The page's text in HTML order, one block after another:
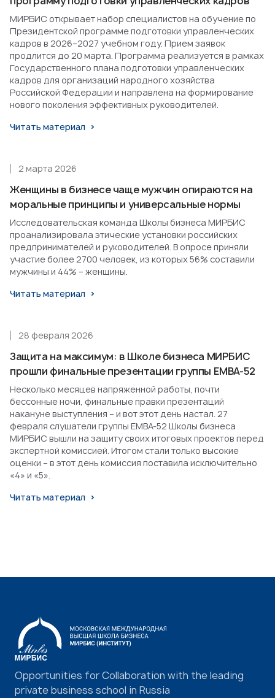
МИРБИС открывает набор специалистов на обучение по
Президентской программе подготовки управленческих
кадров в 2026–2027 учебном году. Прием заявок
продлится до 20 марта. Программа реализуется в рамках
Государственного плана подготовки управленческих
кадров для организаций народного хозяйства
Российской Федерации и направлена на формирование
нового поколения эффективных руководителей.
Читать материал
Женщины в бизнесе чаще мужчин опираются на
моральные принципы и универсальные нормы
2 марта 2026
Исследовательская команда Школы бизнеса МИРБИС
проанализировала этические установки российских
предпринимателей и руководителей. В опросе приняли
участие более 2700 человек, из которых 56% составили
мужчины и 44% – женщины.
Читать материал
Защита на максимум: в Школе бизнеса МИРБИС
прошли финальные презентации группы EMBA-52
28 февраля 2026
Несколько месяцев напряженной работы, почти
бессонные ночи, финальные правки презентаций
накануне выступления – и вот этот день настал. 27
февраля слушатели группы EMBA-52 Школы бизнеса
МИРБИС вышли на защиту своих итоговых проектов перед
экспертной комиссией. Итогом стали только высокие
оценки – в этот день комиссия поставила исключительно
«4» и «5».
Читать материал
Opportunities for Collaboration with the leading
private business school in Russia